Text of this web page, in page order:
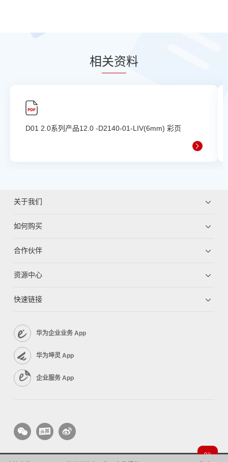
相关资料
D01 2.0系列产品12.0 -D2140-01-LIV(6mm) 彩页
关于我们
如何购买
合作伙伴
资源中心
快速链接
华为企业业务 App
华为坤灵 App
企业服务 App